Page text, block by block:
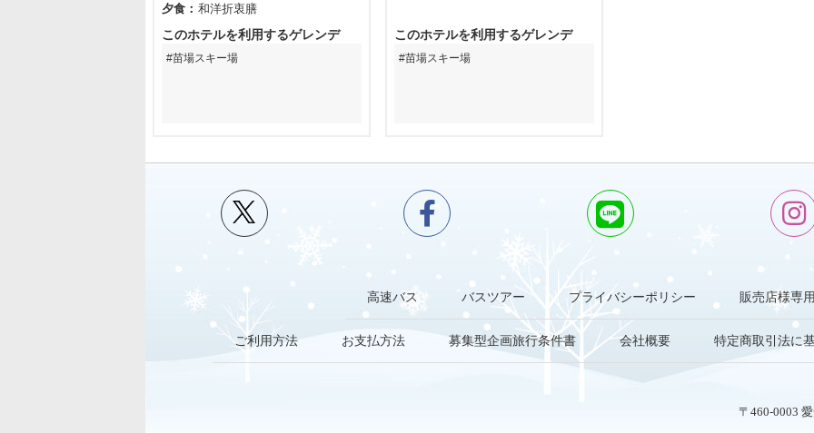
夕食
和洋折衷膳
このホテルを利用するゲレンデ
苗場スキー場
このホテルを利用するゲレンデ
苗場スキー場
高速バス バスツアー プライバシーポリシー 販売店様専
ご利用方法 お支払方法 募集型企画旅行条件書 会社概要 特定商取引法に
〒460-0003